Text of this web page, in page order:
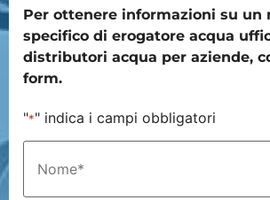
Per ottenere informazioni su un
specifico di erogatore acqua
distributori acqua per aziende,
form.
"*" indica i campi obbligatori